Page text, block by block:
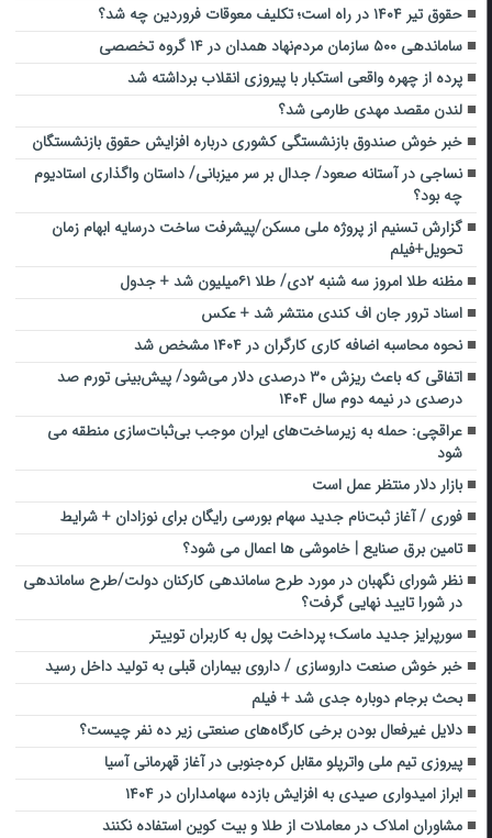
حقوق تیر ۱۴۰۴ در راه است؛ تکلیف معوقات فروردین چه شد؟
ساماندهی ۵۰۰ سازمان مردم‌نهاد همدان در ۱۴ گروه تخصصی
پرده از چهره واقعی استکبار با پیروزی انقلاب برداشته شد
لندن مقصد مهدی طارمی شد؟
خبر خوش صندوق بازنشستگی کشوری درباره افزایش حقوق بازنشستگان
نساجی در آستانه صعود/ جدال بر سر میزبانی/ داستان واگذاری استادیوم
چه بود؟
گزارش تسنیم از پروژه ملی مسکن/پیشرفت ساخت درسایه ابهام زمان
تحویل+فیلم
مظنه طلا امروز سه شنبه ۲دی/ طلا ۶۱میلیون شد + جدول
اسناد ترور جان اف کندی منتشر شد + عکس
نحوه محاسبه اضافه کاری کارگران در ۱۴۰۴ مشخص شد
اتفاقی که باعث ریزش ۳۰ درصدی دلار می‌شود/ پیش‌بینی تورم صد
درصدی در نیمه دوم سال ۱۴۰۴
عراقچی: حمله به زیرساخت‌های ایران موجب بی‌ثبات‌سازی منطقه می
شود
بازار دلار منتظر عمل است
فوری / آغاز ثبت‌نام جدید سهام بورسی رایگان برای نوزادان + شرایط
تامین برق صنایع | خاموشی ها اعمال می شود؟
نظر شورای نگهبان در مورد طرح ساماندهی کارکنان دولت/طرح ساماندهی
در شورا تایید نهایی گرفت؟
سورپرایز جدید ماسک؛ پرداخت پول به کاربران توییتر
خبر خوش صنعت داروسازی / داروی بیماران قبلی به تولید داخل رسید
بحث برجام دوباره جدی شد + فیلم
دلایل غیرفعال بودن برخی کارگاه‌های صنعتی زیر ده نفر چیست؟
پیروزی تیم ملی واترپلو مقابل کره‌جنوبی در آغاز قهرمانی آسیا
ابراز امیدواری صیدی به افزایش بازده سهامداران در ۱۴۰۴
مشاوران املاک در معاملات از طلا و بیت کوین استفاده نکنند